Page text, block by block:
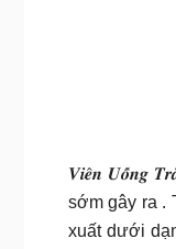
𝑽𝒊𝒆̂𝒏 𝑼𝒐̂́𝒏𝒈
sớm gây ra .
xuất dưới